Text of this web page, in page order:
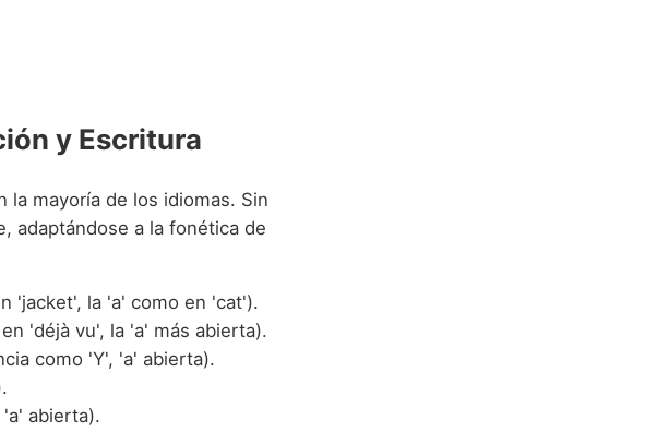
y Escritura
la mayoría de los idiomas. Sin
adaptándose a la fonética de
'jacket', la 'a' como en 'cat').
'déjà vu', la 'a' más abierta).
como 'Y', 'a' abierta).
'a' abierta).